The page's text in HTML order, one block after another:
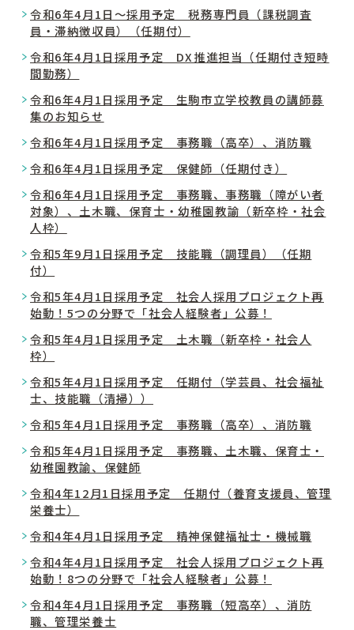
令和6年4月1日～採用予定 税務専門員（課税調査
員・滞納徴収員）（任期付）
令和6年4月1日採用予定 DX推進担当（任期付き短時
間勤務）
令和6年4月1日採用予定 生駒市立学校教員の講師募
集のお知らせ
令和6年4月1日採用予定 事務職（高卒）、消防職
令和6年4月1日採用予定 保健師（任期付き）
令和6年4月1日採用予定 事務職、事務職（障がい者
対象）、土木職、保育士・幼稚園教諭（新卒枠・社会
人枠）
令和5年9月1日採用予定 技能職（調理員）（任期
付）
令和5年4月1日採用予定 社会人採用プロジェクト再
始動！5つの分野で「社会人経験者」公募！
令和5年4月1日採用予定 土木職（新卒枠・社会人
枠）
令和5年4月1日採用予定 任期付（学芸員、社会福祉
士、技能職（清掃））
令和5年4月1日採用予定 事務職（高卒）、消防職
令和5年4月1日採用予定 事務職、土木職、保育士・
幼稚園教諭、保健師
令和4年12月1日採用予定 任期付（養育支援員、管理
栄養士）
令和4年4月1日採用予定 精神保健福祉士・機械職
令和4年4月1日採用予定 社会人採用プロジェクト再
始動！8つの分野で「社会人経験者」公募！
令和4年4月1日採用予定 事務職（短高卒）、消防
職、管理栄養士